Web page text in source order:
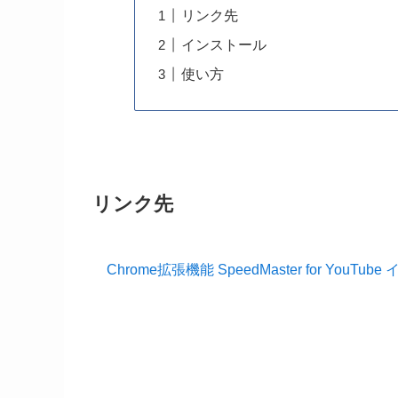
リンク先
インストール
使い方
リンク先
Chrome拡張機能 SpeedMaster for YouTube